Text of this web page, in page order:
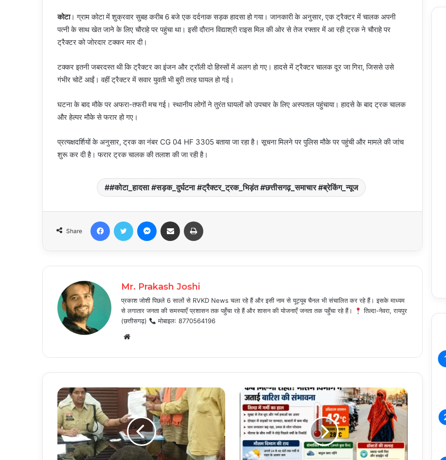
कोटा। ग्राम कोटा में शुक्रवार सुबह करीब 6 बजे एक दर्दनाक सड़क हादसा हो गया। जानकारी के अनुसार, एक ट्रैक्टर में चालक अपनी
पत्नी के साथ खेत जाने के लिए चौराहे पर पहुंचा था। इसी दौरान विद्याश्री राइस मिल की ओर से तेज रफ्तार में आ रही ट्रक ने चौराहे पर
ट्रैक्टर को जोरदार टक्कर मार दी।
टक्कर इतनी जबरदस्त थी कि ट्रैक्टर का इंजन और ट्रॉली दो हिस्सों में अलग हो गए। हादसे में ट्रैक्टर चालक दूर जा गिरा, जिससे उसे
गंभीर चोटें आईं। वहीं ट्रैक्टर में सवार युवती भी बुरी तरह घायल हो गई।
घटना के बाद मौके पर अफरा-तफरी मच गई। स्थानीय लोगों ने तुरंत घायलों को उपचार के लिए अस्पताल पहुंचाया। हादसे के बाद ट्रक चालक
और हेल्पर मौके से फरार हो गए।
प्रत्यक्षदर्शियों के अनुसार, ट्रक का नंबर CG 04 HF 3305 बताया जा रहा है। सूचना मिलने पर पुलिस मौके पर पहुंची और मामले की जांच
शुरू कर दी है। फरार ट्रक चालक की तलाश की जा रही है।
#कोटा_हादसा #सड़क_दुर्घटना #ट्रैक्टर_ट्रक_भिड़ंत #छत्तीसगढ़_समाचार #ब्रेकिंग_न्यूज
Share
FacebookTwitter Messenger
Share via Email
Mr. Prakash Joshi
प्रकाश जोशी पिछले 6 सालों से RVKD News चला रहे हैं और इसी नाम से यूट्यूब चैनल भी संचालित कर रहे हैं। इसके माध्यम
से लगातार जनता की समस्याएँ प्रशासन तक पहुँचा रहे हैं और शासन की योजनाएँ जनता तक पहुँचा रहे हैं।
तिल्दा-नेवरा, रायपुर
(छत्तीसगढ़)
मोबाइल: 8770564196
Website